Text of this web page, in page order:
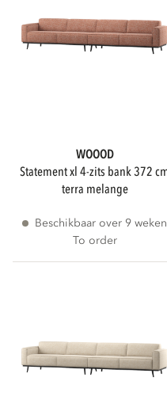
WOOOD
statement xl 4-zits bank 372 cm
terra melange
Beschikbaar over 9 weken
To order